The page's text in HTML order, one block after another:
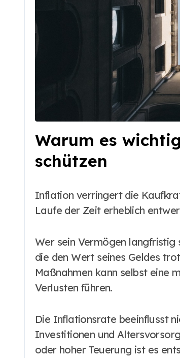
Warum es
schützen
Inflation verringert die
Laufe der Zeit erheblich
Wer sein Vermögen
die den Wert seines Geldes
Maßnahmen kann selbst eine
Verlusten führen.
Die Inflationsrate beeinflusst
Investitionen und
oder hoher Teuerung ist es